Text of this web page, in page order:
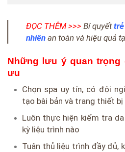
ĐỌC THÊM >>> Bí quyếttrẻ
nhiên an toàn và hiệu quả
Những lưu ý quan trọng
ưu
Chọn spa uy tín, có đội
tạo bài bản và trang thiết bị
Luôn thực hiện kiểm tra
kỳ liệu trình nào
Tuân thủ liệu trình đầy đủ,